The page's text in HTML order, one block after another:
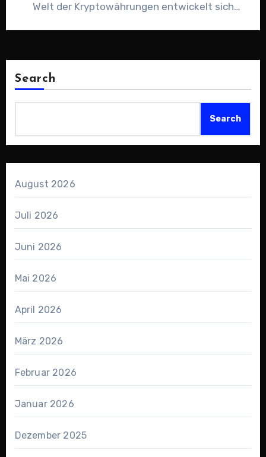
Welt der Kryptowährungen entwickelt sich
Search
Search
August 2026
Juli 2026
Juni 2026
Mai 2026
April 2026
März 2026
Februar 2026
Januar 2026
Dezember 2025